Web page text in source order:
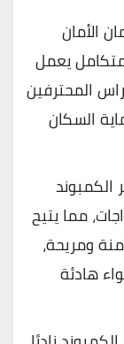
الأمان
يعمل
المحترفين
السكان
الكمبوند
مما يتيح
ومريحة،
هادئة